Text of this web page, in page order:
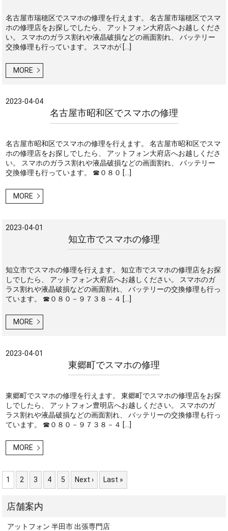
名古屋市瑞穂区でスマホの修理を行えます。 名古屋市瑞穂区でスマ
ホの修理店をお探しでしたら、 アットフォン大府店へお越しくださ
い。 スマホのガラス割れや液晶破損などの画面割れ、 バッテリー
交換修理も行っています。 スマホが […]
MORE
2023-04-04
名古屋市昭和区でスマホの修理
名古屋市昭和区でスマホの修理を行えます。 名古屋市昭和区でスマ
ホの修理店をお探しでしたら、 アットフォン大府店へお越しくださ
い。 スマホのガラス割れや液晶破損などの画面割れ、 バッテリー
交換修理も行っています。 ☎０８０ […]
MORE
2023-04-01
知立市でスマホの修理
知立市でスマホの修理を行えます。 知立市でスマホの修理店をお探
しでしたら、 アットフォン大府店へお越しください。 スマホのガ
ラス割れや液晶破損などの画面割れ、 バッテリーの交換修理も行っ
ています。 ☎０８０－９７３８－４ […]
MORE
2023-04-01
東郷町でスマホの修理
東郷町でスマホの修理を行えます。 東郷町でスマホの修理店をお探
しでしたら、 アットフォン豊明店へお越しください。 スマホのガ
ラス割れや液晶破損などの画面割れ、 バッテリーの交換修理も行っ
ています。 ☎０８０－９７３８－４ […]
MORE
1 2 3 4 5 Next › Last »
アットフォン 半田市 出張専門店